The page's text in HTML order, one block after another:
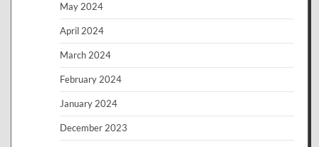
May 2024
April 2024
March 2024
February 2024
January 2024
December 2023